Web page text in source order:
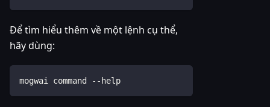
Để tìm hiểu thêm về một lệnh cụ thể,
hãy dùng:
mogwai command --help